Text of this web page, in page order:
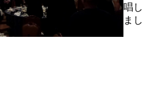
唱し
まし